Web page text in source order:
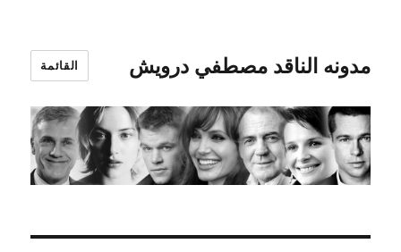
مدونه الناقد مصطفي درويش القائمة